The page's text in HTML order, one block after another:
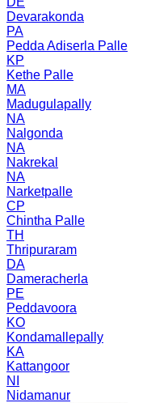
Devarakonda
PA
Pedda Adiserla Palle
KP
Kethe Palle
MA
Madugulapally
NA
Nalgonda
NA
Nakrekal
NA
Narketpalle
CP
Chintha Palle
TH
Thripuraram
DA
Dameracherla
PE
Peddavoora
KO
Kondamallepally
KA
Kattangoor
NI
Nidamanur